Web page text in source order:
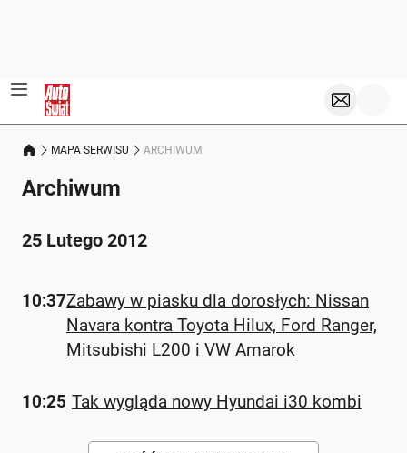
MAPA SERWISU ARCHIWUM
Archiwum
25 Lutego 2012
10:37Zabawy w piasku dla dorosłych: Nissan
Navara kontra Toyota Hilux, Ford Ranger,
Mitsubishi L200 i VW Amarok
10:25 Tak wygląda nowy Hyundai i30 kombi